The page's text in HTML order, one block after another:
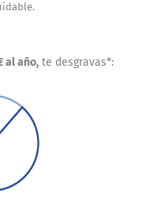
al año, te desgravas*: